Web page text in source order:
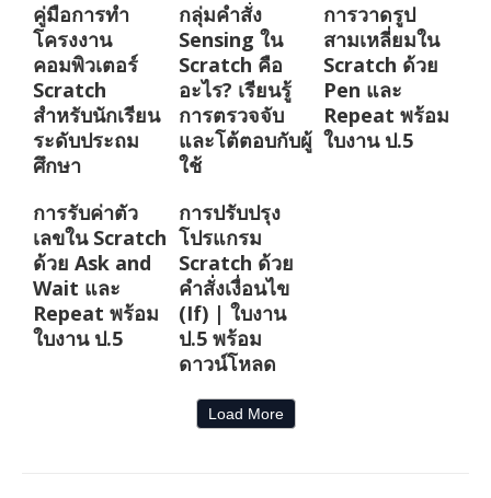
คู่มือการทำ
โครงงาน
คอมพิวเตอร์
Scratch
สำหรับนักเรียน
ระดับประถม
ศึกษา
กลุ่มคำสั่ง
Sensing ใน
Scratch คือ
อะไร? เรียนรู้
การตรวจจับ
และโต้ตอบกับผู้
ใช้
การวาดรูป
สามเหลี่ยมใน
Scratch ด้วย
Pen และ
Repeat พร้อม
ใบงาน ป.5
การรับค่าตัว
เลขใน Scratch
ด้วย Ask and
Wait และ
Repeat พร้อม
ใบงาน ป.5
การปรับปรุง
โปรแกรม
Scratch ด้วย
คำสั่งเงื่อนไข
(If) | ใบงาน
ป.5 พร้อม
ดาวน์โหลด
Load More